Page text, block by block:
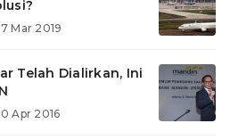
Mar 2019
Telah Dialirkan, Ini
Apr 2016